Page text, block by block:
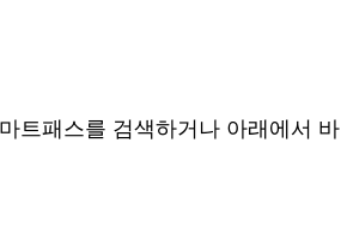
트패스를 검색하거나 아래에서 바